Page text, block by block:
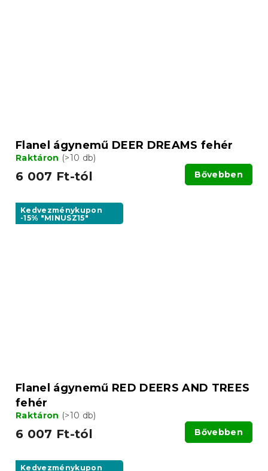
Flanel ágynemű DEER DREAMS fehér
Raktáron (>10 db)
6 007 Ft-tól Bővebben
Kedvezménykupon
-15% "MINUSZ15"
Flanel ágynemű RED DEERS AND TREES
fehér
Raktáron (>10 db)
6 007 Ft-tól Bővebben
Kedvezménykupon